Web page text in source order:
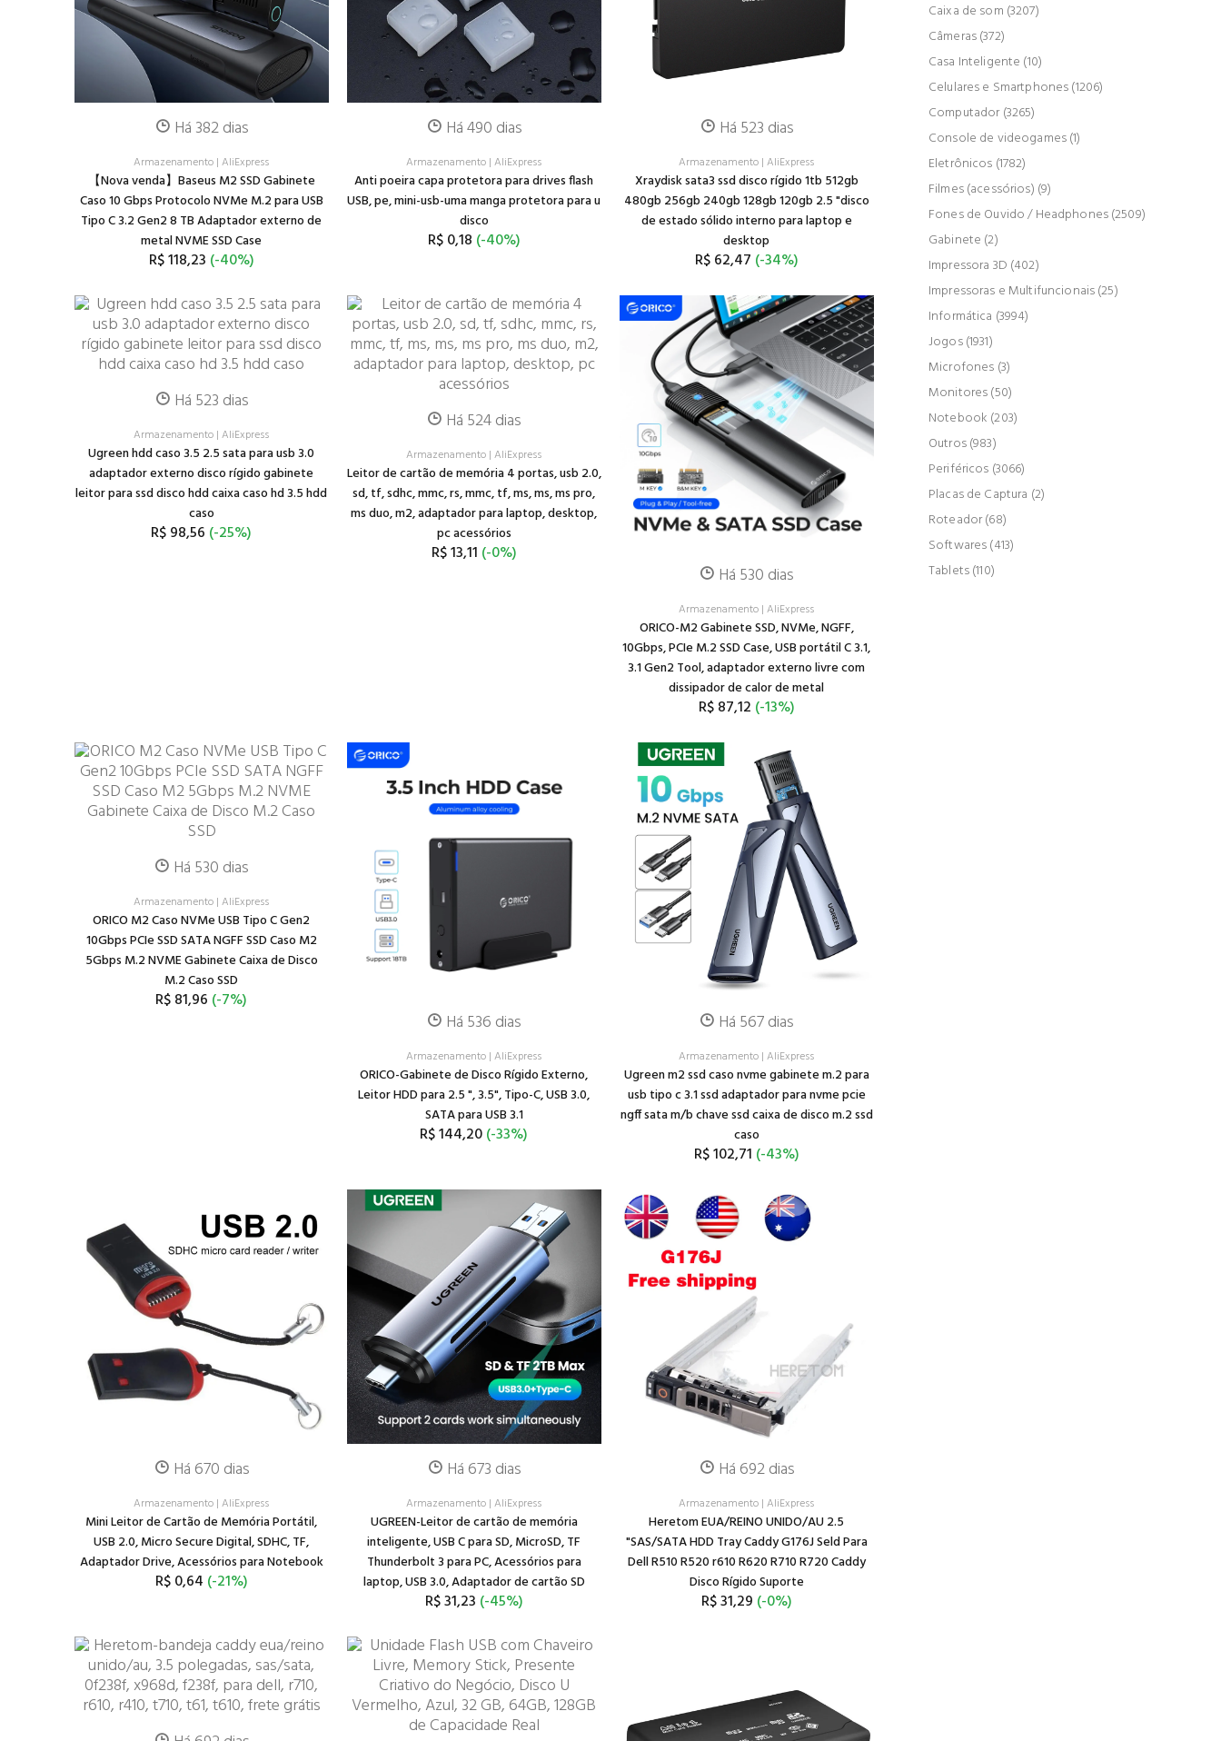
Caixa de som (3207)
Câmeras (372)
Casa Inteligente (10)
Celulares e Smartphones (1206)
Computador (3265)
Console de videogames (1)
Eletrônicos (1782)
Filmes (acessórios) (9)
Fones de Ouvido / Headphones (2509)
Gabinete (2)
Impressora 3D (402)
Impressoras e Multifuncionais (25)
Informática (3994)
Jogos (1931)
Microfones (3)
Monitores (50)
Notebook (203)
Outros (983)
Periféricos (3066)
Placas de Captura (2)
Roteador (68)
Softwares (413)
Tablets (110)
Há 382 dias
Armazenamento |AliExpress
【Nova venda】Baseus M2 SSD Gabinete
Caso 10 Gbps Protocolo NVMe M.2 para USB
Tipo C 3.2 Gen2 8 TB Adaptador externo de
metal NVME SSD Case
R$ 118,23 (-40%)
Há 490 dias
Armazenamento |AliExpress
Anti poeira capa protetora para drives flash
USB, pe, mini-usb-uma manga protetora para u
disco
R$ 0,18 (-40%)
Há 523 dias
Armazenamento |AliExpress
Xraydisk sata3 ssd disco rígido 1tb 512gb
480gb 256gb 240gb 128gb 120gb 2.5 "disco
de estado sólido interno para laptop e
desktop
R$ 62,47 (-34%)
Há 523 dias
Armazenamento |AliExpress
Ugreen hdd caso 3.5 2.5 sata para usb 3.0
adaptador externo disco rígido gabinete
leitor para ssd disco hdd caixa caso hd 3.5 hdd
caso
R$ 98,56 (-25%)
Há 524 dias
Armazenamento |AliExpress
Leitor de cartão de memória 4 portas, usb 2.0,
sd, tf, sdhc, mmc, rs, mmc, tf, ms, ms, ms pro,
ms duo, m2, adaptador para laptop, desktop,
pc acessórios
R$ 13,11 (-0%)
Há 530 dias
Armazenamento |AliExpress
ORICO-M2 Gabinete SSD, NVMe, NGFF,
10Gbps, PCIe M.2 SSD Case, USB portátil C 3.1,
3.1 Gen2 Tool, adaptador externo livre com
dissipador de calor de metal
R$ 87,12 (-13%)
Há 530 dias
Armazenamento |AliExpress
ORICO M2 Caso NVMe USB Tipo C Gen2
10Gbps PCIe SSD SATA NGFF SSD Caso M2
5Gbps M.2 NVME Gabinete Caixa de Disco
M.2 Caso SSD
R$ 81,96 (-7%)
Há 536 dias
Armazenamento |AliExpress
ORICO-Gabinete de Disco Rígido Externo,
Leitor HDD para 2.5 ", 3.5", Tipo-C, USB 3.0,
SATA para USB 3.1
R$ 144,20(-33%)
Há 567 dias
Armazenamento |AliExpress
Ugreen m2 ssd caso nvme gabinete m.2 para
usb tipo c 3.1 ssd adaptador para nvme pcie
ngff sata m/b chave ssd caixa de disco m.2 ssd
caso
R$ 102,71 (-43%)
Há 670 dias
Armazenamento |AliExpress
Mini Leitor de Cartão de Memória Portátil,
USB 2.0, Micro Secure Digital, SDHC, TF,
Adaptador Drive, Acessórios para Notebook
R$ 0,64 (-21%)
Há 673 dias
Armazenamento |AliExpress
UGREEN-Leitor de cartão de memória
inteligente, USB C para SD, MicroSD, TF
Thunderbolt 3 para PC, Acessórios para
laptop, USB 3.0, Adaptador de cartão SD
R$ 31,23 (-45%)
Há 692 dias
Armazenamento |AliExpress
Heretom EUA/REINO UNIDO/AU 2.5
"SAS/SATA HDD Tray Caddy G176J Seld Para
Dell R510 R520 r610 R620 R710 R720 Caddy
Disco Rígido Suporte
R$ 31,29 (-0%)